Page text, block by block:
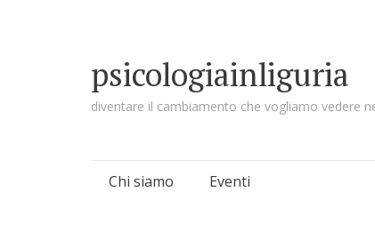
psicologiainliguria
diventare il cambiamento che vogliamo vedere
Skip to content
Chi siamo Eventi